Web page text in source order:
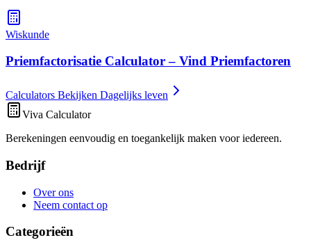
Wiskunde
Priemfactorisatie Calculator – Vind Priemfactoren
Calculators Bekijken Dagelijks leven
Viva Calculator
Berekeningen eenvoudig en toegankelijk maken voor iedereen.
Bedrijf
Over ons
Neem contact op
Categorieën